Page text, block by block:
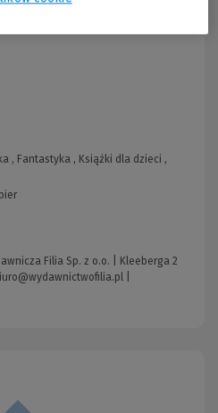
, Fantastyka , Książki dla dzieci ,
Filia Sp. z o.o. | Kleeberga 2